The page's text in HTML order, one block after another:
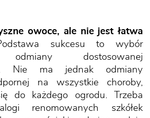
owoce, ale nie jest łatwa
sukcesu to wybór
odmiany dostosowanej
Nie ma jednak odmiany
na wszystkie choroby,
do każdego ogrodu. Trzeba
renomowanych szkółek